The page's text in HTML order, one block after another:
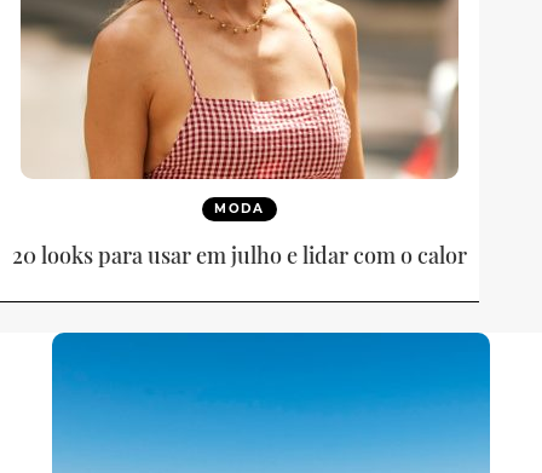
MODA
20 looks para usar em julho e lidar com o calor